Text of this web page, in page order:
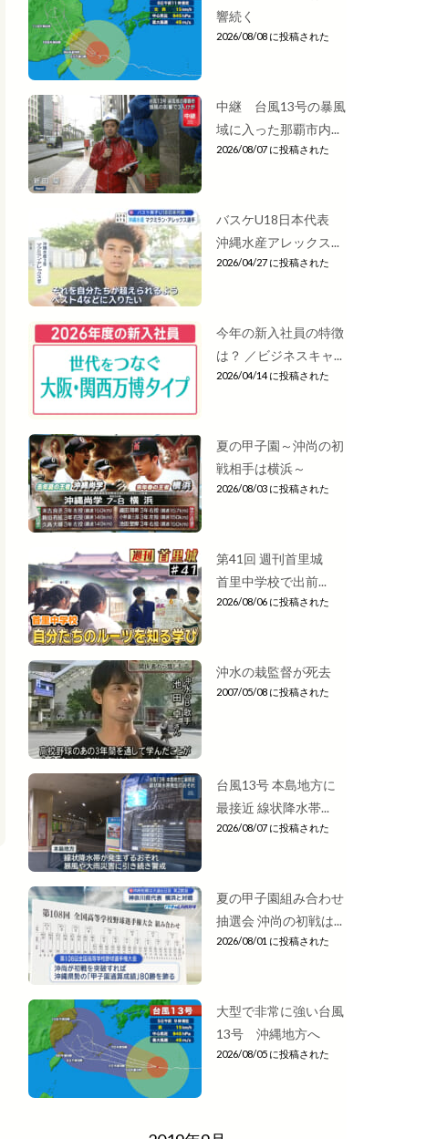
響続く
2026/08/08 に投稿された
中継 台風13号の暴風
域に入った那覇市内...
2026/08/07 に投稿された
バスケU18日本代表
沖縄水産アレックス...
2026/04/27 に投稿された
今年の新入社員の特徴
は？ ／ビジネスキャ...
2026/04/14 に投稿された
夏の甲子園～沖尚の初
戦相手は横浜～
2026/08/03 に投稿された
第41回 週刊首里城
首里中学校で出前...
2026/08/06 に投稿された
沖水の栽監督が死去
2007/05/08 に投稿された
台風13号 本島地方に
最接近 線状降水帯...
2026/08/07 に投稿された
夏の甲子園組み合わせ
抽選会 沖尚の初戦は...
2026/08/01 に投稿された
大型で非常に強い台風
13号 沖縄地方へ
2026/08/05 に投稿された